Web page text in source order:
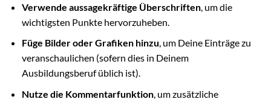
Verwende aussagekräftige Überschriften, um die
wichtigsten Punkte hervorzuheben.
Füge Bilder oder Grafiken hinzu, um Deine Einträge zu
veranschaulichen (sofern dies in Deinem
Ausbildungsberuf üblich ist).
Nutze die Kommentarfunktion, um zusätzliche